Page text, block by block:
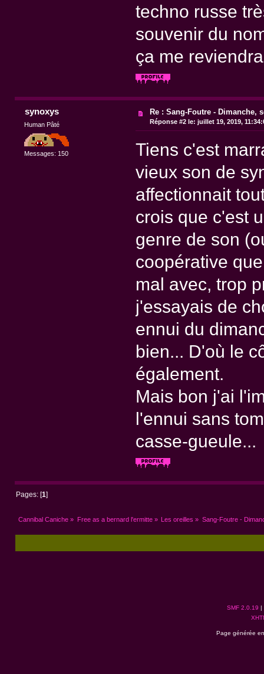
techno russe
souvenir du
ça me reviendra
synoxys
Human Pâté
Messages: 150
Re : Sang-Foutre - Dimanche,
Réponse #2 le: juillet 19, 2019,
Tiens c'est
vieux son de
affectionnait
crois que c'est
genre de son
coopérative
mal avec, trop
j'essayais de
ennui du
bien... D'où le
également.
Mais bon j'ai
l'ennui sans
casse-gueule...
Pages: [1
Cannibal Caniche » Free as a bernard l'ermitte» Les oreilles » Sang-Foutre -
SMF 2.0.19 |
Page générée